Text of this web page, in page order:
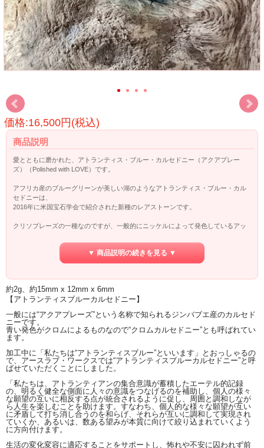
価格:16,500円(税込)
商品説明
愛とともに磨かれた、アトランティス・ブルー・カルセドニー（アクアプレー
ズ）（Polished with LOVE）です。
アフリカ産のブルーグリーンが美しい湖のようなアトランティス・ブルー・カル
セドニーは、
2016年に米国宝石学会で紹介された新種のレアストーンです。
クリソプレーズの一種なのですが、一般的にニッケルによって発色しているアッ
エメラルドと同じくクロムによってブルーグリーンに発色したものがアトランテ
ィス・ブルー・カルセドニーです。
あるがままを自分自身に許可できるような。。。
とても心を落ち着かせてくれるます。
チャクラのストレスを解放するのにも使えるでしょう。
◎磨き職人塩原さんの紹介記事は
※ページ下部にも塩原氏がアトランティスブルーカルセドニーを磨いた時に受け
▼ 商品説明の続きを見る ▼
約2g、約15mm x 12mm x 6mm
【アトランティスブルーカルセドニー】
一般には“アクアプレーズ”という名称で知られるジンバブエ産のカルセド
ニーです。
青い発色がクロムによるものなので“クロムカルセドニー”とも呼ばれてい
ます。
加工中に「私たちは“アトランティスブルー”といいます」とおっしゃるの
で、アースラブ・ワークスでは“アトランティスブルーカルセドニー”と呼
ばせていただくことにしました。
「私たちは、アトランティアンの集合意識が蓄積したエーテル的記録
の、明るく健全な側面に人々の意識をつなげるのを補助し、個人の様々
な願望の互いに相反する点が統合されるように促し、周囲と調和しなが
ら人生を楽しむことを助けます。すなわち、個人的な様々な願望が互い
に矛盾して打ち消し合うのを和らげ、それらが互いに調和して実現され
ていくか、あるいは、数ある望みが本質に向けて絞り込まれていくよう
に方向付けます。
生活の変化変容に適応することをサポートし、怖れや不安に囚われず前